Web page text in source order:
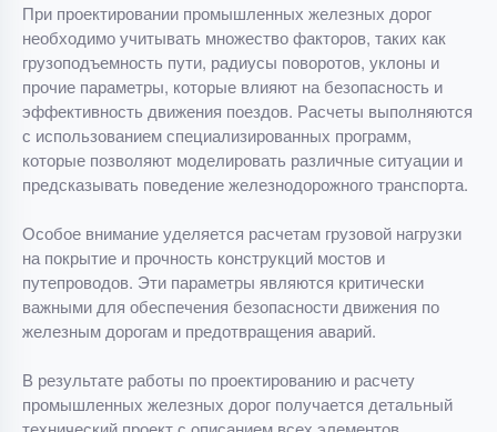
При проектировании промышленных железных дорог
необходимо учитывать множество факторов, таких как
грузоподъемность пути, радиусы поворотов, уклоны и
прочие параметры, которые влияют на безопасность и
эффективность движения поездов. Расчеты выполняются
с использованием специализированных программ,
которые позволяют моделировать различные ситуации и
предсказывать поведение железнодорожного транспорта.
Особое внимание уделяется расчетам грузовой нагрузки
на покрытие и прочность конструкций мостов и
путепроводов. Эти параметры являются критически
важными для обеспечения безопасности движения по
железным дорогам и предотвращения аварий.
В результате работы по проектированию и расчету
промышленных железных дорог получается детальный